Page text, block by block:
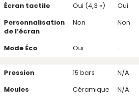
Écran tactile Oui (4,3 ») Oui
Personnalisation
de l’écran
Non Non
Mode Éco Oui –
Pression 15 bars N/A
Meules
Céramique N/A